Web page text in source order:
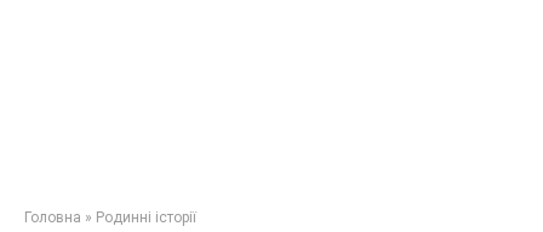
Головна » Родинні історії